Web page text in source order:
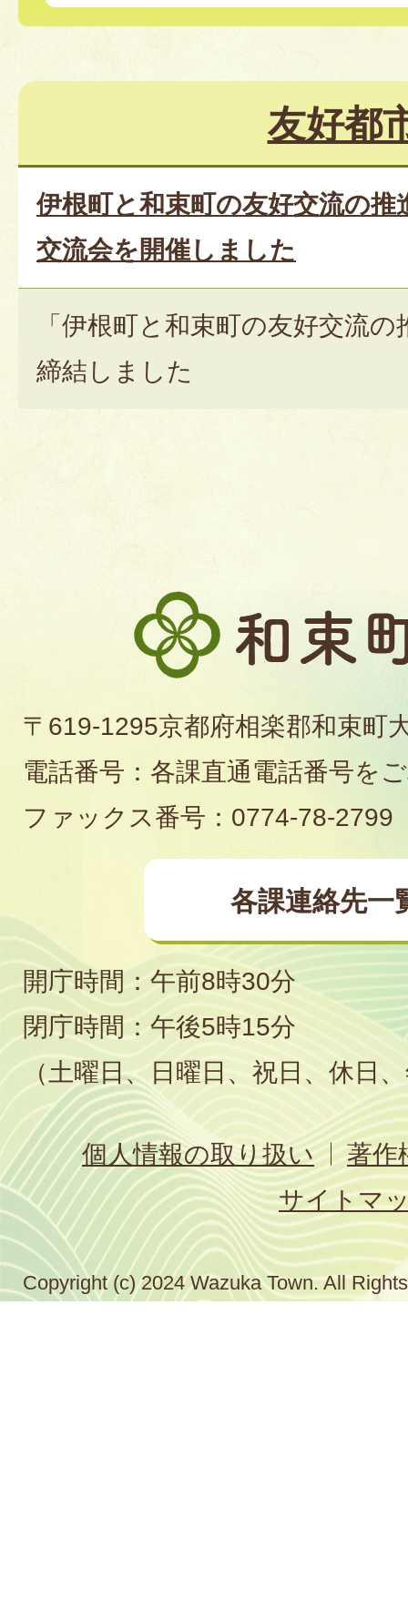
友好都
伊根町と和束町の友好交流の推
交流会を開催しました
「伊根町と和束町の友好交流
締結しました
和
束
役
場
〒619-1295京都府相楽郡和束町
電話番号：各課直通電話番号を
ファックス番号：0774-78-2799
各課連絡先一
開庁時間：午前8時30分
閉庁時間：午後5時15分
（土曜日、日曜日、祝日、休日
個人情報の取り扱い
著作
サイトマ
Copyright (c) 2024 Wazuka Town. All